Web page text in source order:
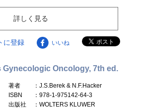
詳しく見る
に登録 いいね
Gynecologic Oncology, 7th ed.
著者
：J.S.Berek & N.F.Hacker
ISBN
：978-1-975142-64-3
出版社
：WOLTERS KLUWER